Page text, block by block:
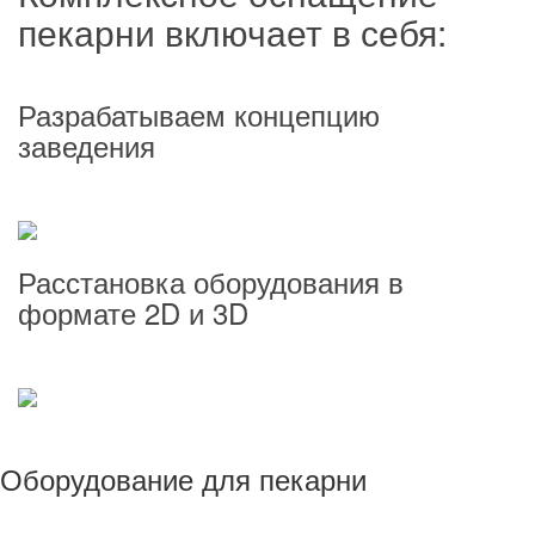
пекарни включает в себя:
Разрабатываем концепцию
заведения
Расстановка оборудования в
формате 2D и 3D
Оборудование для пекарни